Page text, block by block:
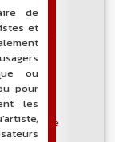
de
et
ou
pour
les